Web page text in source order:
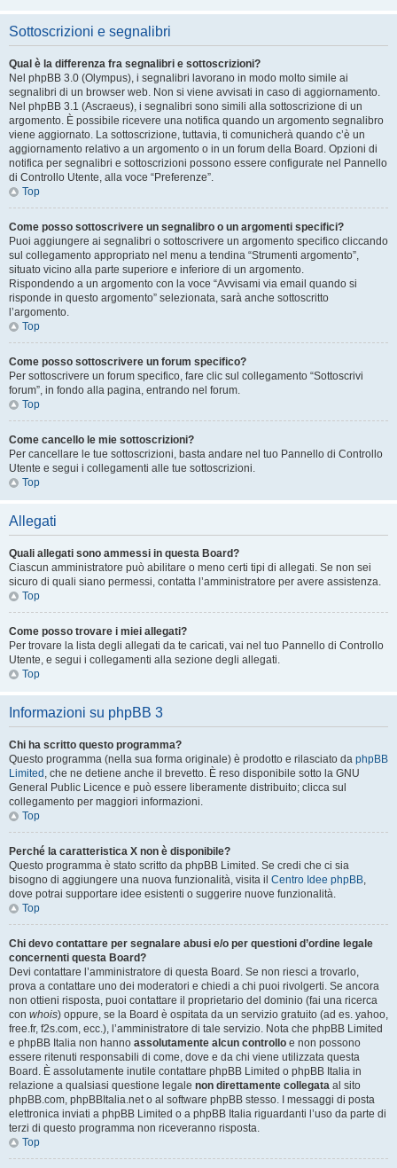
Sottoscrizioni e segnalibri
Qual è la differenza fra segnalibri e sottoscrizioni?
Nel phpBB 3.0 (Olympus), i segnalibri lavorano in modo molto simile ai
segnalibri di un browser web. Non si viene avvisati in caso di aggiornamento.
Nel phpBB 3.1 (Ascraeus), i segnalibri sono simili alla sottoscrizione di un
argomento. È possibile ricevere una notifica quando un argomento segnalibro
viene aggiornato. La sottoscrizione, tuttavia, ti comunicherà quando c’è un
aggiornamento relativo a un argomento o in un forum della Board. Opzioni di
notifica per segnalibri e sottoscrizioni possono essere configurate nel Pannello
di Controllo Utente, alla voce “Preferenze”.
Top
Come posso sottoscrivere un segnalibro o un argomenti specifici?
Puoi aggiungere ai segnalibri o sottoscrivere un argomento specifico cliccando
sul collegamento appropriato nel menu a tendina “Strumenti argomento”,
situato vicino alla parte superiore e inferiore di un argomento.
Rispondendo a un argomento con la voce “Avvisami via email quando si
risponde in questo argomento” selezionata, sarà anche sottoscritto
l’argomento.
Top
Come posso sottoscrivere un forum specifico?
Per sottoscrivere un forum specifico, fare clic sul collegamento “Sottoscrivi
forum”, in fondo alla pagina, entrando nel forum.
Top
Come cancello le mie sottoscrizioni?
Per cancellare le tue sottoscrizioni, basta andare nel tuo Pannello di Controllo
Utente e segui i collegamenti alle tue sottoscrizioni.
Top
Allegati
Quali allegati sono ammessi in questa Board?
Ciascun amministratore può abilitare o meno certi tipi di allegati. Se non sei
sicuro di quali siano permessi, contatta l’amministratore per avere assistenza.
Top
Come posso trovare i miei allegati?
Per trovare la lista degli allegati da te caricati, vai nel tuo Pannello di Controllo
Utente, e segui i collegamenti alla sezione degli allegati.
Top
Informazioni su phpBB 3
Chi ha scritto questo programma?
Questo programma (nella sua forma originale) è prodotto e rilasciato da phpBB
Limited , che ne detiene anche il brevetto. È reso disponibile sotto la GNU
General Public Licence e può essere liberamente distribuito; clicca sul
collegamento per maggiori informazioni.
Top
Perché la caratteristica X non è disponibile?
Questo programma è stato scritto da phpBB Limited. Se credi che ci sia
bisogno di aggiungere una nuova funzionalità, visita il Centro Idee phpBB,
dove potrai supportare idee esistenti o suggerire nuove funzionalità.
Top
Chi devo contattare per segnalare abusi e/o per questioni d’ordine legale
concernenti questa Board?
Devi contattare l’amministratore di questa Board. Se non riesci a trovarlo,
prova a contattare uno dei moderatori e chiedi a chi puoi rivolgerti. Se ancora
non ottieni risposta, puoi contattare il proprietario del dominio (fai una ricerca
con whois) oppure, se la Board è ospitata da un servizio gratuito (ad es. yahoo,
free.fr, f2s.com, ecc.), l’amministratore di tale servizio. Nota che phpBB Limited
e phpBB Italia non hanno assolutamente alcun controllo e non possono
essere ritenuti responsabili di come, dove e da chi viene utilizzata questa
Board. È assolutamente inutile contattare phpBB Limited o phpBB Italia in
relazione a qualsiasi questione legale non direttamente collegata al sito
phpBB.com, phpBBItalia.net o al software phpBB stesso. I messaggi di posta
elettronica inviati a phpBB Limited o a phpBB Italia riguardanti l’uso da parte di
terzi di questo programma non riceveranno risposta.
Top